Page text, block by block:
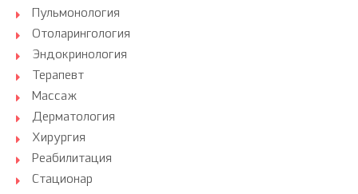
Пульмонология
Отоларингология
Эндокринология
Терапевт
Массаж
Дерматология
Хирургия
Реабилитация
Стационар